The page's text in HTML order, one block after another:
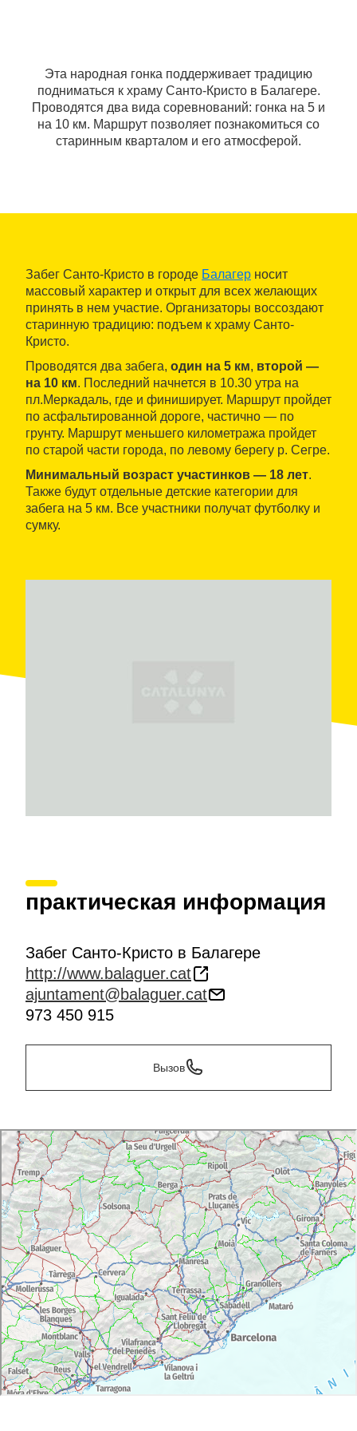
Эта народная гонка поддерживает традицию
подниматься к храму Санто-Кристо в Балагере.
Проводятся два вида соревнований: гонка на 5 и
на 10 км. Маршрут позволяет познакомиться со
старинным кварталом и его атмосферой.
Забег Санто-Кристо в городе Балагер носит
массовый характер и открыт для всех желающих
принять в нем участие. Организаторы воссоздают
старинную традицию: подъем к храму Санто-
Кристо.
Проводятся два забега, один на 5 км, второй —
на 10 км. Последний начнется в 10.30 утра на
пл.Меркадаль, где и финиширует. Маршрут пройдет
по асфальтированной дороге, частично — по
грунту. Маршрут меньшего километража пройдет
по старой части города, по левому берегу р. Сегре.
Минимальный возраст участинков — 18 лет.
Также будут отдельные детские категории для
забега на 5 км. Все участники получат футболку и
сумку.
практическая информация
Забег Санто-Кристо в Балагере
http://www.balaguer.cat
ajuntament@balaguer.cat
973 450 915
Вызов